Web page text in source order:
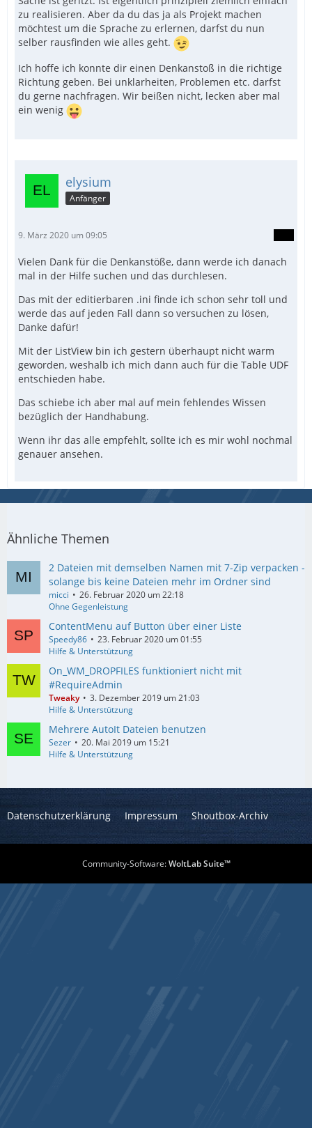
zu realisieren. Aber da du das ja als Projekt machen
möchtest um die Sprache zu erlernen, darfst du nun
selber rausfinden wie alles geht.
Ich hoffe ich konnte dir einen Denkanstoß in die richtige
Richtung geben. Bei unklarheiten, Problemen etc. darfst
du gerne nachfragen. Wir beißen nicht, lecken aber mal
ein wenig
elysium
Anfänger
9. März 2020 um 09:05
Vielen Dank für die Denkanstöße, dann werde ich danach
mal in der Hilfe suchen und das durchlesen.
Das mit der editierbaren .ini finde ich schon sehr toll und
werde das auf jeden Fall dann so versuchen zu lösen,
Danke dafür!
Mit der ListView bin ich gestern überhaupt nicht warm
geworden, weshalb ich mich dann auch für die Table UDF
entschieden habe.
Das schiebe ich aber mal auf mein fehlendes Wissen
bezüglich der Handhabung.
Wenn ihr das alle empfehlt, sollte ich es mir wohl nochmal
genauer ansehen.
Ähnliche Themen
2 Dateien mit demselben Namen mit 7-Zip verpacken -
solange bis keine Dateien mehr im Ordner sind
micci
26. Februar 2020 um 22:18
Ohne Gegenleistung
ContentMenu auf Button über einer Liste
Speedy86
23. Februar 2020 um 01:55
Hilfe & Unterstützung
On_WM_DROPFILES funktioniert nicht mit
#RequireAdmin
Tweaky
3. Dezember 2019 um 21:03
Hilfe & Unterstützung
Mehrere AutoIt Dateien benutzen
Sezer
20. Mai 2019 um 15:21
Hilfe & Unterstützung
Datenschutzerklärung Impressum Shoutbox-Archiv
Community-Software:WoltLab Suite™